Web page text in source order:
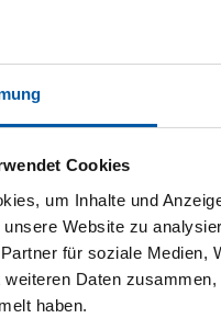
Cookies
um Inhalte und
unsere Website zu
für soziale Medien,
Daten
haben.